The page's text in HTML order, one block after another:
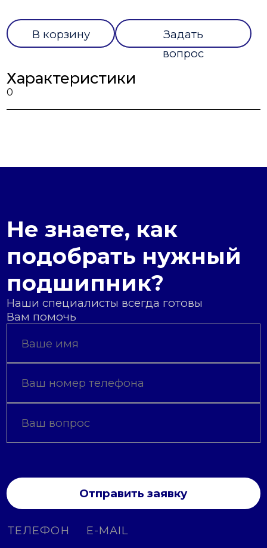
В корзину
Задать
вопрос
Характеристики
0
Не знаете, как
подобрать нужный
подшипник?
Наши специалисты всегда готовы
Вам помочь
Отправить заявку
ТЕЛЕФОН E-MAIL